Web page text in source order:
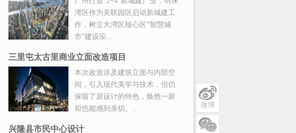
湾区作为关联园区启动新城建工
作，树立大湾区核心区“智慧城
市”建设应...
三里屯太古里商业立面改造项目
本次改造涉及建筑立面与内部空
间，引入现代美学与技术，但仍
保留了原设计的特色，焕然一新
却也能感到亲切。...
兴隆县市民中心设计
微博